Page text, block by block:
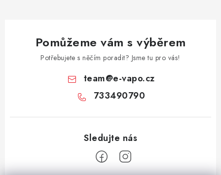
Pomůžeme vám s výběrem
Potřebujete s něčím poradit? Jsme tu pro vás!
team@e-vapo.cz
733490790